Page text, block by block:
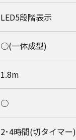
LED5段階表示
○(一体成型)
1.8m
○
2･4時間(切タイマー)